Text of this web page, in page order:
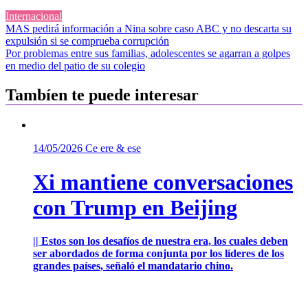
Internacional
Navegación
de
entradas
MAS pedirá información a Nina sobre caso ABC y no descarta su
expulsión si se comprueba corrupción
Por problemas entre sus familias, adolescentes se agarran a golpes
en medio del patio de su colegio
Tambíen te puede interesar
14/05/2026 Ce ere & ese
Xi mantiene conversaciones
con Trump en Beijing
|| Estos son los desafíos de nuestra era, los cuales deben
ser abordados de forma conjunta por los líderes de los
grandes países, señaló el mandatario chino.